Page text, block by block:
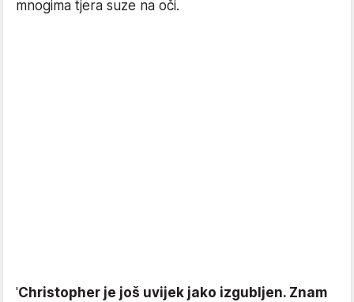
mnogima tjera suze na oči.
'Christopher je još uvijek jako izgubljen. Znam